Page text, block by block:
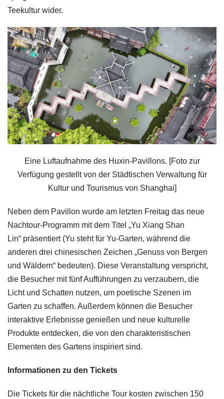
Teekultur wider.
Eine Luftaufnahme des Huxin-Pavillons. [Foto zur
Verfügung gestellt von der Städtischen Verwaltung für
Kultur und Tourismus von Shanghai]
Neben dem Pavillon wurde am letzten Freitag das neue
Nachtour-Programm mit dem Titel „Yu Xiang Shan
Lin“ präsentiert (Yu steht für Yu-Garten, während die
anderen drei chinesischen Zeichen „Genuss von Bergen
und Wäldern“ bedeuten). Diese Veranstaltung verspricht,
die Besucher mit fünf Aufführungen zu verzaubern, die
Licht und Schatten nutzen, um poetische Szenen im
Garten zu schaffen. Außerdem können die Besucher
interaktive Erlebnisse genießen und neue kulturelle
Produkte entdecken, die von den charakteristischen
Elementen des Gartens inspiriert sind.
Informationen zu den Tickets
Die Tickets für die nächtliche Tour kosten zwischen 150